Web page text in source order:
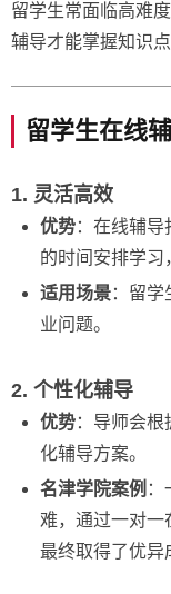
留学生常面临高难
辅导才能掌握知识点
留学生在线
1. 灵活高效
优势：在线辅导
的时间安排学习
适用场景：留学
业问题。
2. 个性化辅导
优势：导师会根
化辅导方案。
名津学院案例 ：
难，通过一对一
最终取得了优异